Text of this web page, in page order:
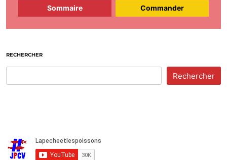
Sommaire Commander
RECHERCHER
Rechercher